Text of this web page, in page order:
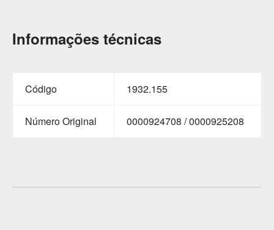
Informações técnicas
Código 1932.155
Número Original 0000924708 / 0000925208